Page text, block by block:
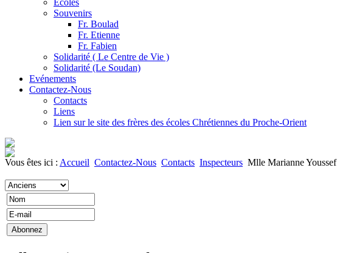
Écoles
Souvenirs
Fr. Boulad
Fr. Etienne
Fr. Fabien
Solidarité ( Le Centre de Vie )
Solidarité (Le Soudan)
Evénements
Contactez-Nous
Contacts
Liens
Lien sur le site des frères des écoles Chrétiennes du Proche-Orient
Vous êtes ici : Accueil Contactez-Nous Contacts Inspecteurs Mlle Marianne Youssef